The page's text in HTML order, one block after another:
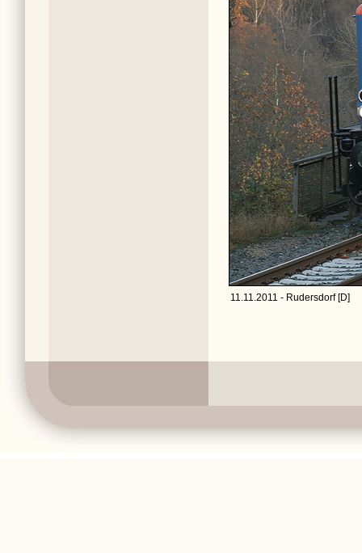
11.11.2011 - Rudersdorf [D]